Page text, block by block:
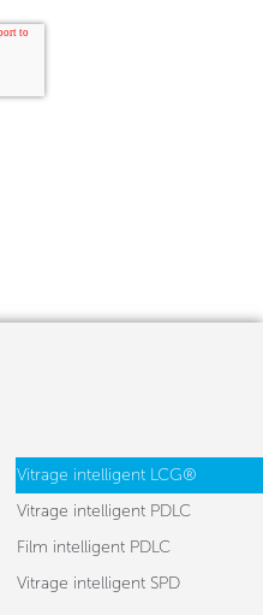
Vitrage intelligent LCG®
Vitrage intelligent PDLC
Film intelligent PDLC
Vitrage intelligent SPD